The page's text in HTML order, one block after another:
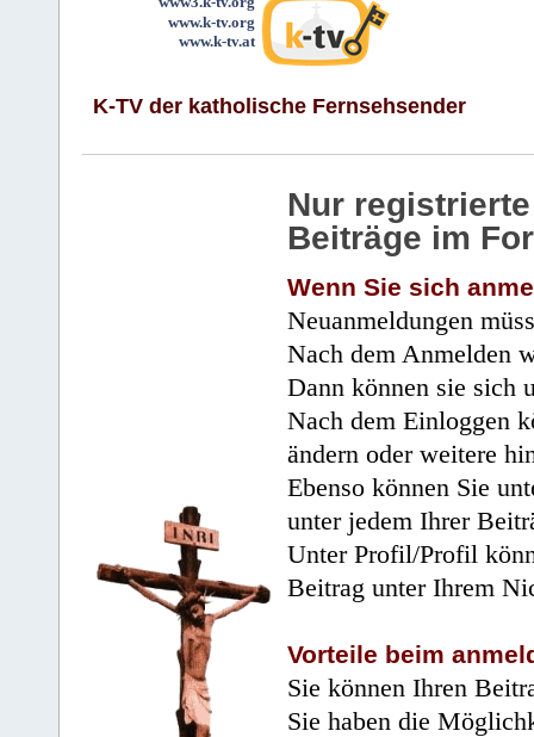
www.k-tv.org
www.k-tv.at
K-TV der katholische Fernsehsender
Nur
Beiträge im
Wenn Sie sich
Neuanmeldungen
Nach dem Anmelden
Dann können sie sich
Nach dem Einloggen
ändern oder weitere
Ebenso können Sie
unter jedem Ihrer
Unter Profil/Profil
Beitrag unter Ihrem
Vorteile beim
Sie können Ihren
Sie haben die